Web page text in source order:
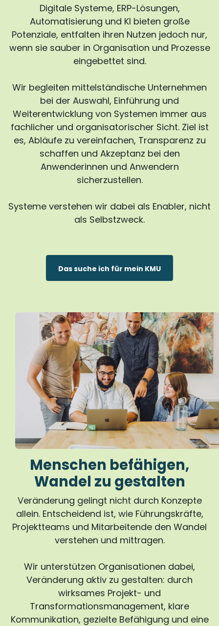
Digitale Systeme, ERP-Lösungen,
Automatisierung und KI bieten große
Potenziale, entfalten ihren Nutzen jedoch nur,
wenn sie sauber in Organisation und Prozesse
eingebettet sind.
Wir begleiten mittelständische Unternehmen
bei der Auswahl, Einführung und
Weiterentwicklung von Systemen immer aus
fachlicher und organisatorischer Sicht. Ziel ist
es, Abläufe zu vereinfachen, Transparenz zu
schaffen und Akzeptanz bei den
Anwenderinnen und Anwendern
sicherzustellen.
Systeme verstehen wir dabei als Enabler, nicht
als Selbstzweck.
Das suche ich für mein KMU
Menschen befähigen,
Wandel zu gestalten
Veränderung gelingt nicht durch Konzepte
allein. Entscheidend ist, wie Führungskräfte,
Projektteams und Mitarbeitende den Wandel
verstehen und mittragen.
Wir unterstützen Organisationen dabei,
Veränderung aktiv zu gestalten: durch
wirksames Projekt- und
Transformationsmanagement, klare
Kommunikation, gezielte Befähigung und eine